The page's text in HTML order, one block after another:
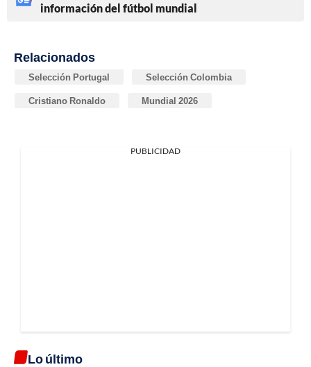
información del fútbol mundial
Relacionados
Selección Portugal Selección Colombia
Cristiano Ronaldo Mundial 2026
PUBLICIDAD
Lo último